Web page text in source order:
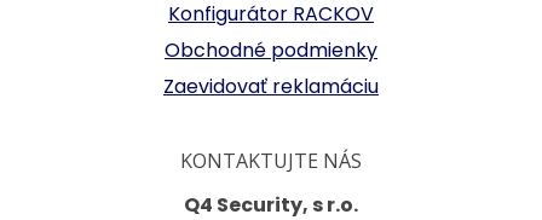
Konfigurátor RACKOV
Obchodné podmienky
Zaevidovať reklamáciu
KONTAKTUJTE NÁS
Q4 Security, s r.o.